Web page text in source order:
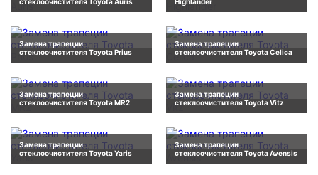
стеклоочистителя Toyota Auris
Highlander
Замена трапеции
стеклоочистителя Toyota Prius
Замена трапеции
стеклоочистителя Toyota Celica
Замена трапеции
стеклоочистителя Toyota MR2
Замена трапеции
стеклоочистителя Toyota Vitz
Замена трапеции
стеклоочистителя Toyota Yaris
Замена трапеции
стеклоочистителя Toyota Avensis